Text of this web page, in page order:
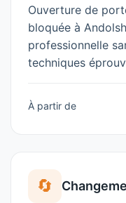
Ouverture de
bloquée à
professionnelle
techniques
À partir de
🔄